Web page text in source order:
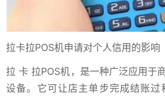
拉卡拉POS机申请对个人信用的影响
拉 卡 拉POS机，是一种广泛应用于
设备。它可让店主单步完成结账过